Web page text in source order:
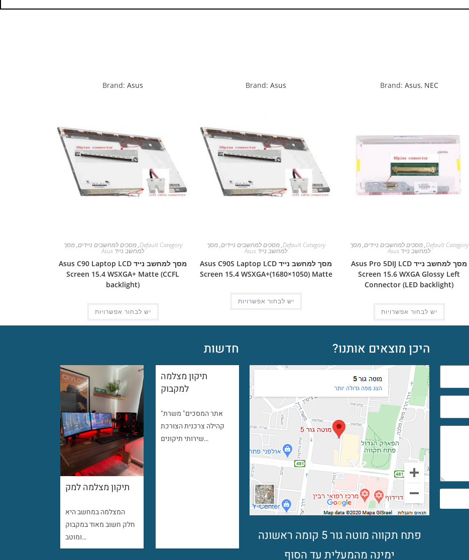
Brand: Asus, NEC
Default Category
,מסכים למחשבים ניידים,מסך
למחשב נייד Asus
מסך למחשב נייד Asus Pro 5DIJ LCD
Screen 15.6 WXGA Glossy Left
Connector (LED backlight)
יש לבחור אפשרויות
Brand: Asus
Default Category
,מסכים למחשבים ניידים,מסך
למחשב נייד Asus
מסך למחשב נייד Asus C90S Laptop LCD
Screen 15.4 WSXGA+(1680×1050) Matte
יש לבחור אפשרויות
Brand: Asus
Default Category
,מסכים למחשבים ניידים,מסך
למחשב נייד Asus
מסך למחשב נייד Asus C90 Laptop LCD
Screen 15.4 WSXGA+ Matte (CCFL
backlight)
יש לבחור אפשרויות
היכן מוצאים אותנו?
פתח תקווה מוטה גור 5 קומה ראשונה
ימינה מהמעלית עד הסוף
חדשות
תיקון מצלמה למק
המצלמה במחשב היא
חלק חשוב מאוד במקבוק
ומוטב…
תיקון מצלמה
למקבוק
"אתר המסכים" משרת
קהילה צרכנית הצורכת
שירותי תיקונים…